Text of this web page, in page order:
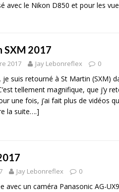
avec le Nikon D850 et pour les
SXM 2017
2017 Jay Lebonreflex 0
je suis retourné à St Martin (SXM)
tellement magnifique, que j’y
une fois, j’ai fait plus de vidéos
la suite….]
Jay Lebonreflex 0
avec un caméra Panasonic AG-